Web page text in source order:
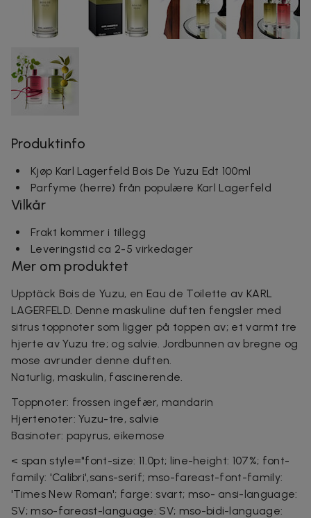
Produktinfo
Kjøp Karl Lagerfeld Bois De Yuzu Edt 100ml
Parfyme (herre) från populære Karl Lagerfeld
Vilkår
Frakt kommer i tillegg
Leveringstid ca 2-5 virkedager
Mer om produktet
Upptäck Bois de Yuzu, en Eau de Toilette av KARL
LAGERFELD. Denne maskuline duften fengsler med
sitrus toppnoter som ligger på toppen av; et varmt tre
hjerte av Yuzu tre; og salvie. Jordbunnen av bregne og
mose avrunder denne duften.
Naturlig, maskulin, fascinerende.
Toppnoter: frossen ingefær, mandarin
Hjertenoter: Yuzu-tre, salvie
Basinoter: papyrus, eikemose
< span style="font-size: 11.0pt; line-height: 107%; font-
family: 'Calibri',sans-serif; mso-fareast-font-family:
'Times New Roman'; farge: svart; mso- ansi-language:
SV; mso-fareast-language: SV; mso-bidi-language: